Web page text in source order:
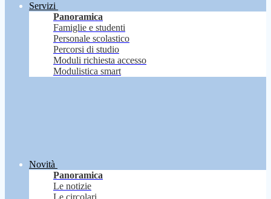
Servizi
Panoramica
Famiglie e studenti
Personale scolastico
Percorsi di studio
Moduli richiesta accesso
Modulistica smart
Novità
Panoramica
Le notizie